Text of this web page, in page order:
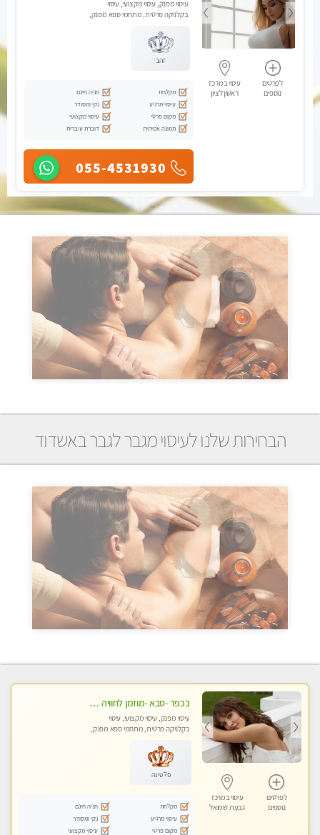
לפרטים
נוספים
עיסוי במרכז
ראשון לציון
עיסוי מפנק, עיסוי מקצועי, עיסוי
בקלניקה פרטית, מתחמי ספא מפנק,
זהב
מקלחת
חניה חינם
עיסוי מרגיע
נקי ומסודר
מקום פרטי
עיסוי מקצועי
תמונה אמיתית
דוברת עיברית
055-4531930
הבחירות שלנו לעיסוי מגבר לגבר באשדוד
לפרטים
נוספים
עיסוי במרכז
גבעת שמואל
בכפר -סבא -מוזמן לחוויה בלתי נשכחת!!!עיסוי מפנק ביותר מומלץ לחלוטין!!!
עיסוי מפנק, עיסוי מקצועי, עיסוי
בקלניקה פרטית, מתחמי ספא מפנק,
לנשים בלבד
פלטינה
מקלחת
חניה חינם
עיסוי מרגיע
נקי ומסודר
מקום פרטי
עיסוי מקצועי